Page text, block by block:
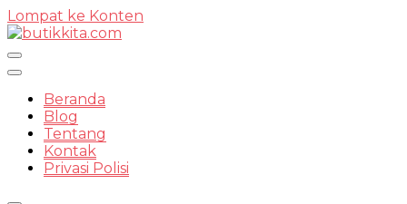
Lompat ke Konten
Beranda
Blog
Tentang
Kontak
Privasi Polisi